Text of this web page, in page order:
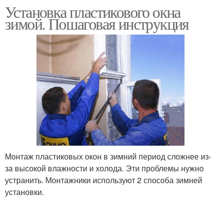
Установка пластикового окна
зимой. Пошаговая инструкция
Монтаж пластиковых окон в зимний период сложнее из-
за высокой влажности и холода. Эти проблемы нужно
устранить. Монтажники используют 2 способа зимней
установки.